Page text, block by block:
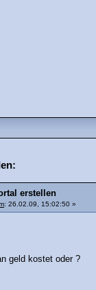
erstellen
: 26.02.09, 15:02:50 »
geld kostet oder ?